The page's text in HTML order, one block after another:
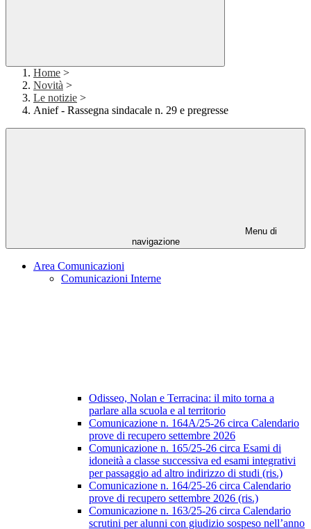
Home >
Novità >
Le notizie >
Anief - Rassegna sindacale n. 29 e pregresse
Menu di
navigazione
Area Comunicazioni
Comunicazioni Interne
Odisseo, Nolan e Terracina: il mito torna a
parlare alla scuola e al territorio
Comunicazione n. 164A/25-26 circa Calendario
prove di recupero settembre 2026
Comunicazione n. 165/25-26 circa Esami di
idoneità a classe successiva ed esami integrativi
per passaggio ad altro indirizzo di studi (ris.)
Comunicazione n. 164/25-26 circa Calendario
prove di recupero settembre 2026 (ris.)
Comunicazione n. 163/25-26 circa Calendario
scrutini per alunni con giudizio sospeso nell’anno